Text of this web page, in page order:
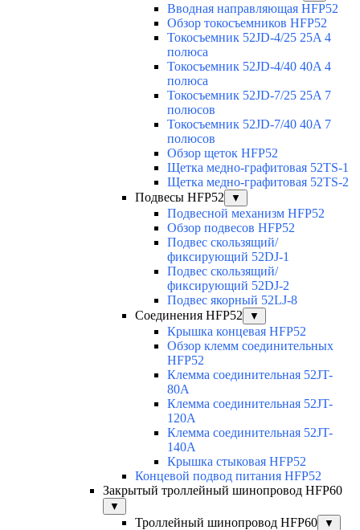
Вводная направляющая HFP52
Обзор токосъемников HFP52
Токосъемник 52JD-4/25 25A 4
полюса
Токосъемник 52JD-4/40 40A 4
полюса
Токосъемник 52JD-7/25 25A 7
полюсов
Токосъемник 52JD-7/40 40A 7
полюсов
Обзор щеток HFP52
Щетка медно-графитовая 52TS-1
Щетка медно-графитовая 52TS-2
Подвесы HFP52
▼
Подвесной механизм HFP52
Обзор подвесов HFP52
Подвес скользящий/
фиксирующий 52DJ-1
Подвес скользящий/
фиксирующий 52DJ-2
Подвес якорный 52LJ-8
Соединения HFP52
▼
Крышка концевая HFP52
Обзор клемм соединительных
HFP52
Клемма соединительная 52JT-
80A
Клемма соединительная 52JT-
120A
Клемма соединительная 52JT-
140A
Крышка стыковая HFP52
Концевой подвод питания HFP52
Закрытый троллейный шинопровод HFP60
▼
Троллейный шинопровод HFP60 ▼